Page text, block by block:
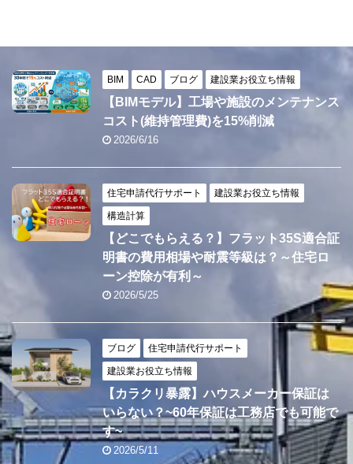
BIM CAD ブログ 建設業お役立ち情報
【BIMモデル】工場や施設のメンテナンス
コスト(維持管理費)を15%削減
2026/6/16
住宅申請代行サポート 建設業お役立ち情報
構造計算
【どこでもらえる？】フラット35S適合証
明書の費用相場や耐震等級は？～住宅ロ
ーン控除が有利～
2026/5/25
ブログ 住宅申請代行サポート
建設業お役立ち情報
【カラクリ暴露】ハウスメーカー保証は
いらない？~60年保証は工務店でも可能で
す~
2026/5/11